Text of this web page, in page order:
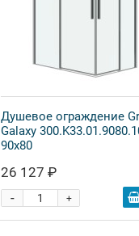
Душевое ограждение
Galaxy
90x80
26 127 ₽
+
-